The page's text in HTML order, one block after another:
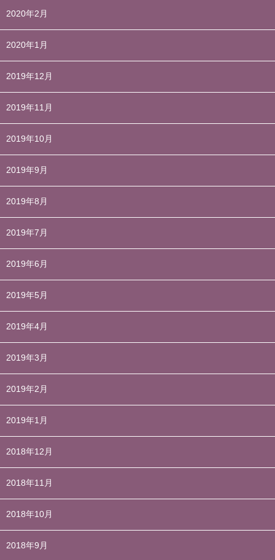
2020年2月
2020年1月
2019年12月
2019年11月
2019年10月
2019年9月
2019年8月
2019年7月
2019年6月
2019年5月
2019年4月
2019年3月
2019年2月
2019年1月
2018年12月
2018年11月
2018年10月
2018年9月